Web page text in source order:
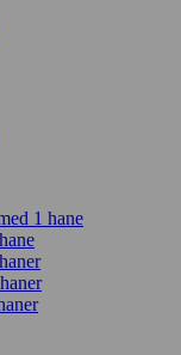
1 hane